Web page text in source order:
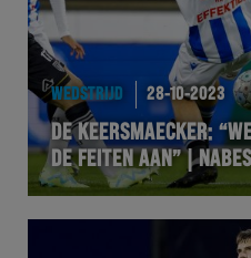
WEDSTRIJD 28-10-2023
DE KEERSMAECKER:
DE FEITEN AAN” |